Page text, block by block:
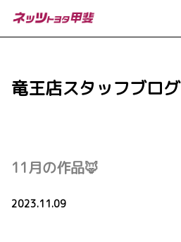
竜王店スタッフブログ
11月の作品🦊
2023.11.09